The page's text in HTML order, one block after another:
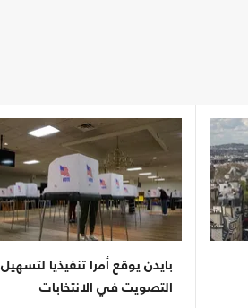
بايدن يوقع أمرا تنفيذيا لتسهيل
التصويت في الانتخابات